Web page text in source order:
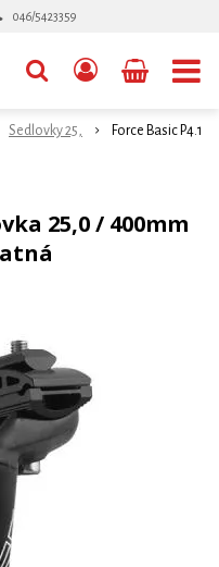
046/5423359
Sedlovky 25,
Force Basic P4.1
25,0 / 400mm